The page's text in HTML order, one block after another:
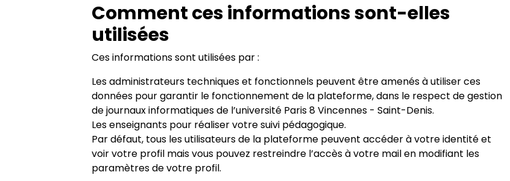
Comment ces informations sont-elles
utilisées
Ces informations sont utilisées par :
Les administrateurs techniques et fonctionnels peuvent être amenés à utiliser ces
données pour garantir le fonctionnement de la plateforme, dans le respect de gestion
de journaux informatiques de l’université Paris 8 Vincennes - Saint-Denis.
Les enseignants pour réaliser votre suivi pédagogique.
Par défaut, tous les utilisateurs de la plateforme peuvent accéder à votre identité et
voir votre profil mais vous pouvez restreindre l’accès à votre mail en modifiant les
paramètres de votre profil.